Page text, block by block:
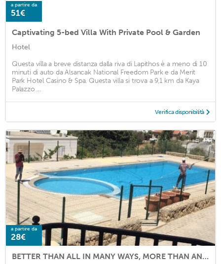
a partire da
51€
Captivating 5-bed Villa With Private Pool & Garden
Hotel
Questa villa a breve distanza dalla riva di Lapithos è a meno di 10
minuti di auto da Alsancak National Freedom Park e da Merit
Park Hotel Casino & Spa. Questa villa si trova a 9,1 km da Kaya
Palazzo ...
Verifica disponibilità
a partire da
28€
BETTER THAN ALL IN MANY WAYS, MORE THAN AN ACCOMODATION, YOU WILL FEEL IT LIKE H